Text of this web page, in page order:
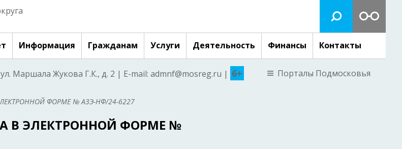
Информация Гражданам Услуги Деятельность Финансы Контакты
Маршала Жукова Г.К., д. 2 | E-mail: admnf@mosreg.ru | 6+ Порталы Подмосковья
ФОРМЕ № АЗЭ-НФ/24-6227
В ЭЛЕКТРОННОЙ ФОРМЕ №